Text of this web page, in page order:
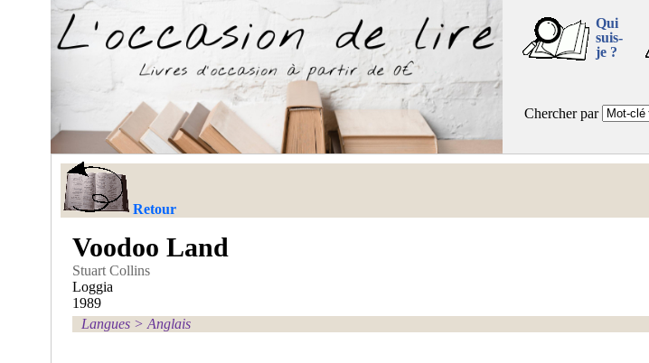
Qui
suis-
je ?
Chercher par
Retour
Voodoo Land
Stuart Collins
Loggia
1989
Langues >Anglais